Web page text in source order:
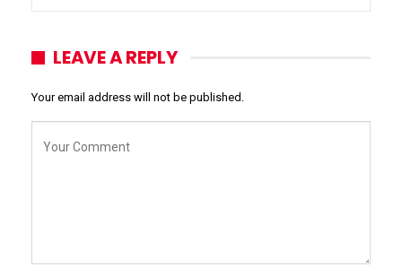
LEAVE A REPLY
Your email address will not be published.